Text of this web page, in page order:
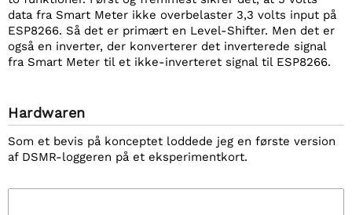
data fra Smart Meter ikke overbelaster 3,3 volts input på
ESP8266. Så det er primært en Level-Shifter. Men det er
også en inverter, der konverterer det inverterede signal
fra Smart Meter til et ikke-inverteret signal til ESP8266.
Hardwaren
Som et bevis på konceptet loddede jeg en første version
af DSMR-loggeren på et eksperimentkort.